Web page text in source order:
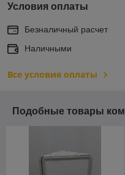
Условия оплаты
Безналичный расчет
Наличными
Все условия оплаты
Подобные товары